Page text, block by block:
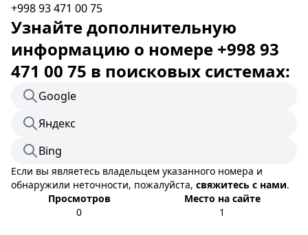
+998 93 471 00 75
Узнайте дополнительную
информацию о номере +998 93
471 00 75 в поисковых системах:
Google
Яндекс
Bing
Если вы являетесь владельцем указанного номера и
обнаружили неточности, пожалуйста, свяжитесь с нами.
Просмотров
0
Место на сайте
1